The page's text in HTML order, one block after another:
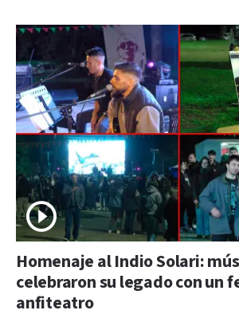
Homenaje al Indio Solari:
celebraron su legado con un
anfiteatro